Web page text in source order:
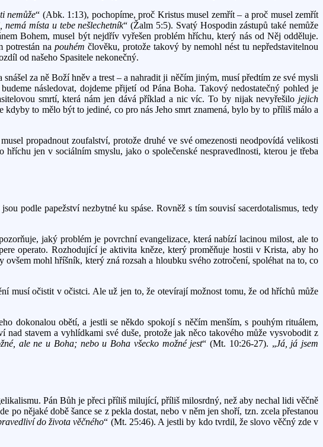
nemůže“ (Abk. 1:13), pochopíme, proč Kristus musel zemřít – a proč musel zemřít
nemá místa u tebe nešlechetník“ (Žalm 5:5). Svatý Hospodin zástupů také nemůže
Bohem, musel být nejdřív vyřešen problém hříchu, který nás od Něj odděluje.
potrestán napouhém člověku, protože takový by nemohl nést tu nepředstavitelnou
od našeho Spasitele nekonečný.
za ně Boží hněv a trest – a nahradit ji něčím jiným, musí předtím ze své mysli
následovat, dojdeme přijetí od Pána Boha. Takový nedostatečný pohled je
smrtí, která nám jen dává příklad a nic víc. To by nijak nevyřešilo jejich
to mělo být to jediné, co pro nás Jeho smrt znamená, bylo by to příliš málo a
propadnout zoufalství, protože druhé ve své omezenosti neodpovídá velikosti
jen v sociálním smyslu, jako o společenské nespravedlnosti, kterou je třeba
podle papežství nezbytné ku spáse. Rovněž s tím souvisí sacerdotalismus, tedy
jaký problém je povrchní evangelizace, která nabízí lacinou milost, ale to
operato. Rozhodující je aktivita kněze, který proměňuje hostii v Krista, aby ho
mohl hříšník, který zná rozsah a hloubku svého zotročení, spoléhat na to, co
musí očistit v očistci. Ale už jen to, že otevírají možnost tomu, že od hříchů může
dokonalou obětí, a jestli se někdo spokojí s něčím menším, s pouhým rituálem,
stavem a vyhlídkami své duše, protože jak něco takového může vysvobodit z
ale ne u Boha; nebo u Boha všecko možné jest“ (Mt. 10:26-27). „Já, já jsem
Pán Bůh je přeci příliš milující, příliš milosrdný, než aby nechal lidi věčně
nějaké době šance se z pekla dostat, nebo v něm jen shoří, tzn. zcela přestanou
do života věčného“ (Mt. 25:46). A jestli by kdo tvrdil, že slovo věčný zde v